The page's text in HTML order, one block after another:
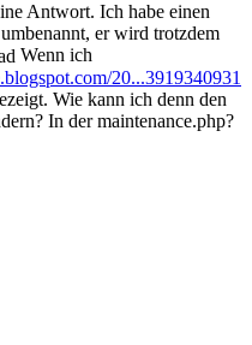
Antwort. Ich habe einen
er wird trotzdem
Wenn ich
20...3919340931
Wie kann ich denn den
In der maintenance.php?